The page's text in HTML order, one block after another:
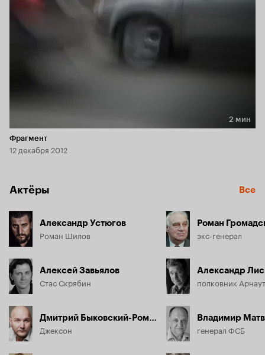
Длительность 2 мин
2 мин
Фрагмент
12 декабря 2012
Актёры Все
Александр Устюгов
Роман Шилов
Алексей Завьялов
Стас Скрябин
Дмитрий Быковский-Ромашов
Джексон
Роман
экс-генерал
Александр
полковник
Владимир
генерал ФСБ